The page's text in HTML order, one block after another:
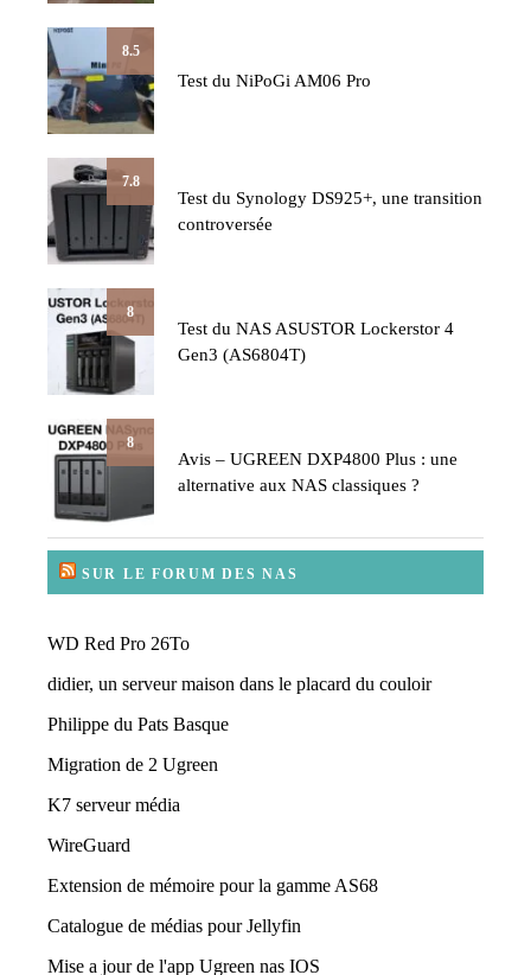
8.5
Test du NiPoGi AM06 Pro
7.8
Test du Synology DS925+, une transition
controversée
8
Test du NAS ASUSTOR Lockerstor 4
Gen3 (AS6804T)
8
Avis – UGREEN DXP4800 Plus : une
alternative aux NAS classiques ?
SUR LE FORUM DES NAS
WD Red Pro 26To
didier, un serveur maison dans le placard du couloir
Philippe du Pats Basque
Migration de 2 Ugreen
K7 serveur média
WireGuard
Extension de mémoire pour la gamme AS68
Catalogue de médias pour Jellyfin
Mise a jour de l'app Ugreen nas IOS